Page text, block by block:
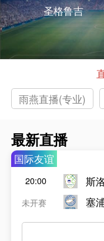
圣格鲁吉
雨燕直播(专业)
最新直播
国际友谊
20:00
未开赛
斯
塞